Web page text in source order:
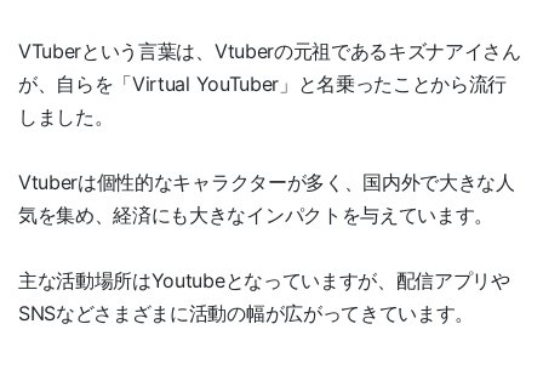
VTuberという言葉は、Vtuberの元祖であるキズナアイさん
が、自らを「Virtual YouTuber」と名乗ったことから流行
しました。
Vtuberは個性的なキャラクターが多く、国内外で大きな人
気を集め、経済にも大きなインパクトを与えています。
主な活動場所はYoutubeとなっていますが、配信アプリや
SNSなどさまざまに活動の幅が広がってきています。